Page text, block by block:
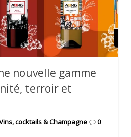
nouvelle gamme
terroir et
cocktails & Champagne 0